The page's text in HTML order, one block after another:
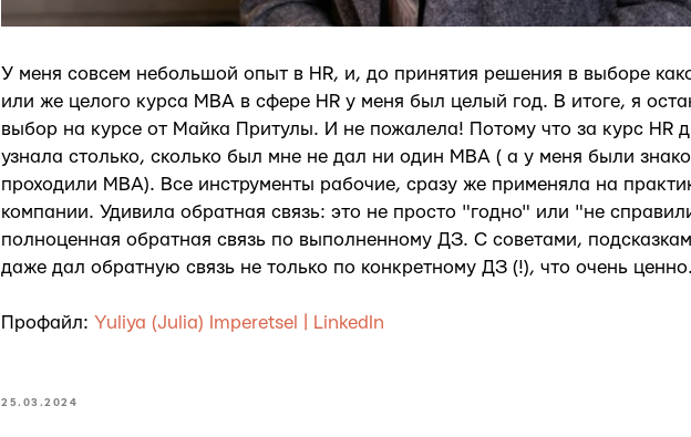
У меня совсем небольшой опыт в HR, и, до принятия решения в выборе
или же целого курса MBA в сфере HR у меня был целый год. В итоге, я
выбор на курсе от Майка Притулы. И не пожалела! Потому что за курс HR
узнала столько, сколько был мне не дал ни один MBA ( а у меня были
проходили MBA). Все инструменты рабочие, сразу же применяла на
компании. Удивила обратная связь: это не просто "годно" или "не
полноценная обратная связь по выполненному ДЗ. С советами,
даже дал обратную связь не только по конкретному ДЗ (!), что очень ценно.
Профайл: Yuliya (Julia) Imperetsel | LinkedIn
25.03.2024